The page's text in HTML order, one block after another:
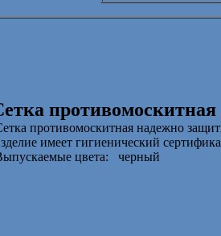
противомоскитная
противомоскитная надежно
имеет гигиенический
цвета:
черный